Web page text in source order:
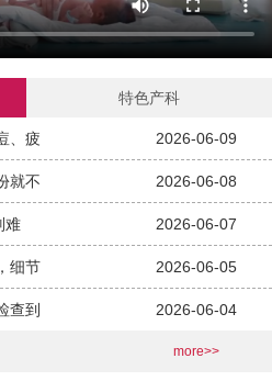
特色产科
、疲 2026-06-09
就不 2026-06-08
难 2026-06-07
细节 2026-06-05
查到 2026-06-04
其中 2026-06-03
more>>